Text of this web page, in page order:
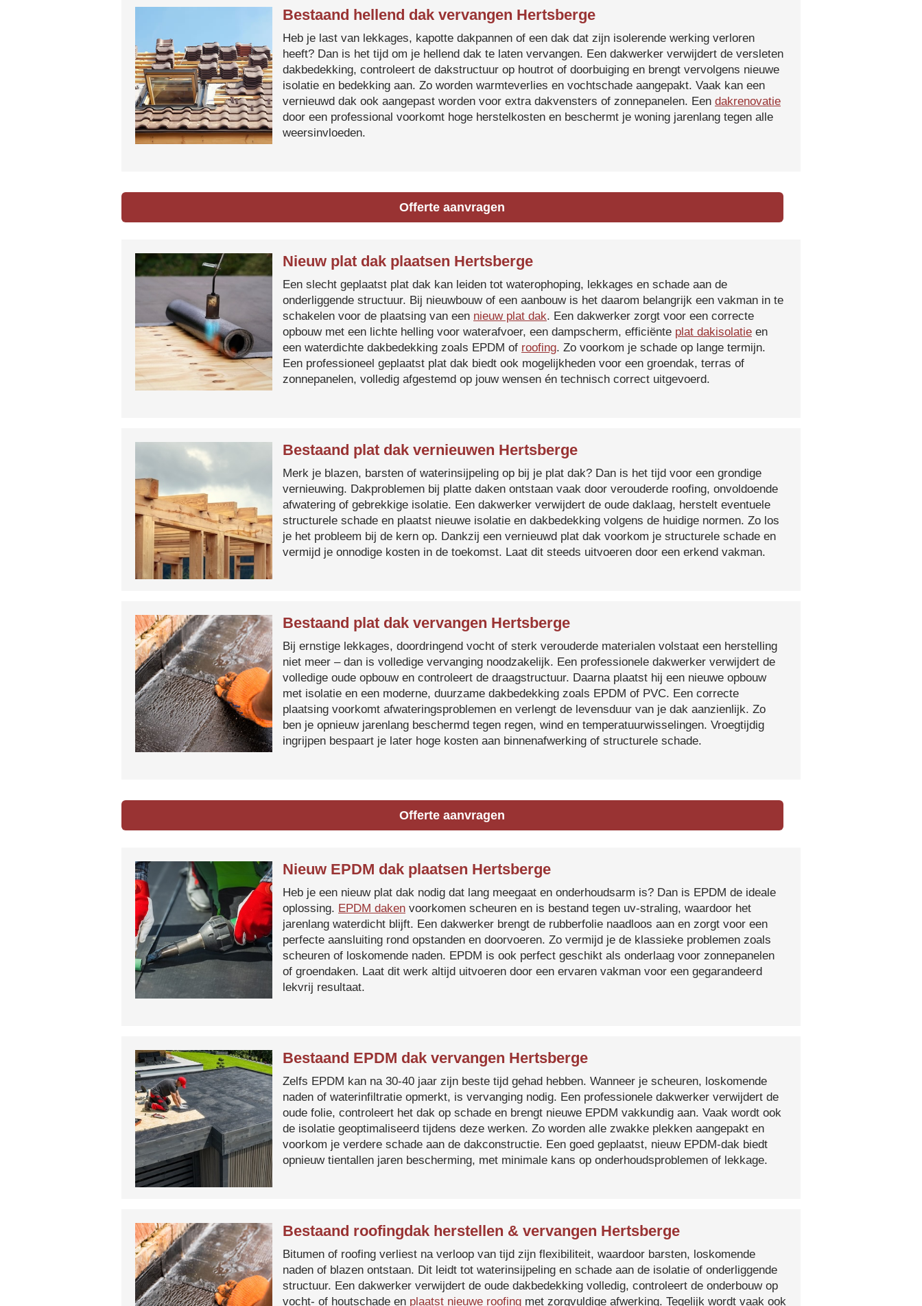
Bestaand hellend dak vervangen Hertsberge
Heb je last van lekkages, kapotte dakpannen of een dak dat zijn isolerende werking verloren
heeft? Dan is het tijd om je hellend dak te laten vervangen. Een dakwerker verwijdert de versleten
dakbedekking, controleert de dakstructuur op houtrot of doorbuiging en brengt vervolgens nieuwe
isolatie en bedekking aan. Zo worden warmteverlies en vochtschade aangepakt. Vaak kan een
vernieuwd dak ook aangepast worden voor extra dakvensters of zonnepanelen. Een dakrenovatie
door een professional voorkomt hoge herstelkosten en beschermt je woning jarenlang tegen alle
weersinvloeden.
Offerte aanvragen
Nieuw plat dak plaatsen Hertsberge
Een slecht geplaatst plat dak kan leiden tot waterophoping, lekkages en schade aan de
onderliggende structuur. Bij nieuwbouw of een aanbouw is het daarom belangrijk een vakman in te
schakelen voor de plaatsing van een nieuw plat dak. Een dakwerker zorgt voor een correcte
opbouw met een lichte helling voor waterafvoer, een dampscherm, efficiënte plat dakisolatie en
een waterdichte dakbedekking zoals EPDM of roofing. Zo voorkom je schade op lange termijn.
Een professioneel geplaatst plat dak biedt ook mogelijkheden voor een groendak, terras of
zonnepanelen, volledig afgestemd op jouw wensen én technisch correct uitgevoerd.
Bestaand plat dak vernieuwen Hertsberge
Merk je blazen, barsten of waterinsijpeling op bij je plat dak? Dan is het tijd voor een grondige
vernieuwing. Dakproblemen bij platte daken ontstaan vaak door verouderde roofing, onvoldoende
afwatering of gebrekkige isolatie. Een dakwerker verwijdert de oude daklaag, herstelt eventuele
structurele schade en plaatst nieuwe isolatie en dakbedekking volgens de huidige normen. Zo los
je het probleem bij de kern op. Dankzij een vernieuwd plat dak voorkom je structurele schade en
vermijd je onnodige kosten in de toekomst. Laat dit steeds uitvoeren door een erkend vakman.
Bestaand plat dak vervangen Hertsberge
Bij ernstige lekkages, doordringend vocht of sterk verouderde materialen volstaat een herstelling
niet meer – dan is volledige vervanging noodzakelijk. Een professionele dakwerker verwijdert de
volledige oude opbouw en controleert de draagstructuur. Daarna plaatst hij een nieuwe opbouw
met isolatie en een moderne, duurzame dakbedekking zoals EPDM of PVC. Een correcte
plaatsing voorkomt afwateringsproblemen en verlengt de levensduur van je dak aanzienlijk. Zo
ben je opnieuw jarenlang beschermd tegen regen, wind en temperatuurwisselingen. Vroegtijdig
ingrijpen bespaart je later hoge kosten aan binnenafwerking of structurele schade.
Offerte aanvragen
Nieuw EPDM dak plaatsen Hertsberge
Heb je een nieuw plat dak nodig dat lang meegaat en onderhoudsarm is? Dan is EPDM de ideale
oplossing. EPDM daken voorkomen scheuren en is bestand tegen uv-straling, waardoor het
jarenlang waterdicht blijft. Een dakwerker brengt de rubberfolie naadloos aan en zorgt voor een
perfecte aansluiting rond opstanden en doorvoeren. Zo vermijd je de klassieke problemen zoals
scheuren of loskomende naden. EPDM is ook perfect geschikt als onderlaag voor zonnepanelen
of groendaken. Laat dit werk altijd uitvoeren door een ervaren vakman voor een gegarandeerd
lekvrij resultaat.
Bestaand EPDM dak vervangen Hertsberge
Zelfs EPDM kan na 30-40 jaar zijn beste tijd gehad hebben. Wanneer je scheuren, loskomende
naden of waterinfiltratie opmerkt, is vervanging nodig. Een professionele dakwerker verwijdert de
oude folie, controleert het dak op schade en brengt nieuwe EPDM vakkundig aan. Vaak wordt ook
de isolatie geoptimaliseerd tijdens deze werken. Zo worden alle zwakke plekken aangepakt en
voorkom je verdere schade aan de dakconstructie. Een goed geplaatst, nieuw EPDM-dak biedt
opnieuw tientallen jaren bescherming, met minimale kans op onderhoudsproblemen of lekkage.
Bestaand roofingdak herstellen & vervangen Hertsberge
Bitumen of roofing verliest na verloop van tijd zijn flexibiliteit, waardoor barsten, loskomende
naden of blazen ontstaan. Dit leidt tot waterinsijpeling en schade aan de isolatie of onderliggende
structuur. Een dakwerker verwijdert de oude dakbedekking volledig, controleert de onderbouw op
vocht- of houtschade en plaatst nieuwe roofing met zorgvuldige afwerking. Tegelijk wordt vaak ook